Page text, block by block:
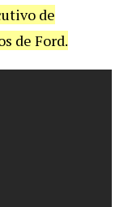
de
de Ford.